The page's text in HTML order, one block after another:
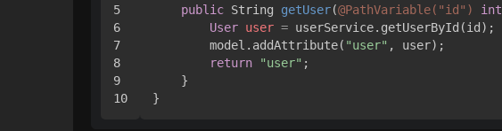
5
6
7
8
9
public String getUser(@PathVariable("id") int
User user = userService.getUserById(id);
        model.addAttribute(
"user" , user);
return
"user" ;
    }